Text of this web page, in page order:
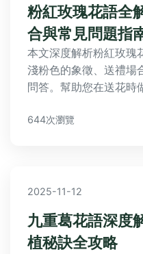
粉紅玫瑰花語全
合與常見問題指
本文深度解析粉紅玫瑰
淺粉色的象徵、送禮場
問答。幫助您在送花時
界。
644次瀏覽
2025-11-12
九重葛花語深度
植秘訣全攻略